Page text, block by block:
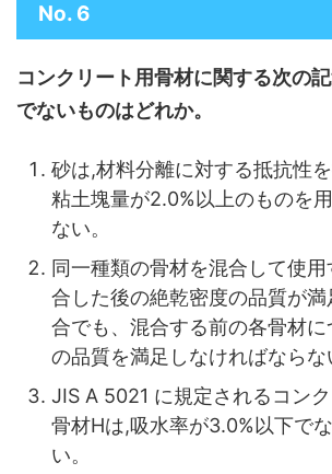
No. 6
コンクリート用骨材に関する次の
でないものはどれか。
砂は,材料分離に対する抵抗性
粘土塊量が2.0%以上のものを
ない。
同一種類の骨材を混合して使
合した後の絶乾密度の品質が
合でも、混合する前の各骨材
の品質を満足しなければならな
JIS A 5021 に規定されるコン
骨材Hは,吸水率が3.0%以下で
い。